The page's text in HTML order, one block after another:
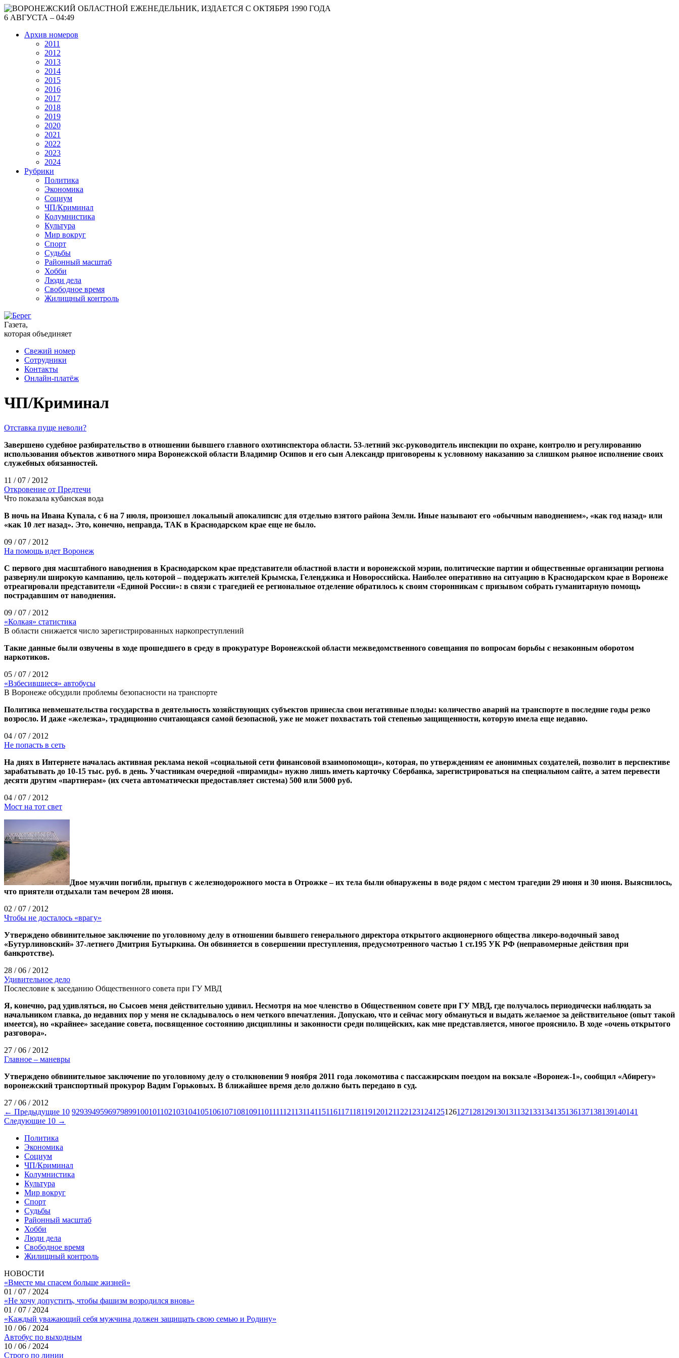
6 АВГУСТА – 04:49
Архив номеров
2011
2012
2013
2014
2015
2016
2017
2018
2019
2020
2021
2022
2023
2024
Рубрики
Политика
Экономика
Социум
ЧП/Криминал
Колумнистика
Культура
Мир вокруг
Спорт
Судьбы
Районный масштаб
Хобби
Люди дела
Свободное время
Жилищный контроль
Газета,
которая объединяет
Свежий номер
Сотрудники
Контакты
Онлайн-платёж
ЧП/Криминал
Отставка пуще неволи?
Завершено судебное разбирательство в отношении бывшего главного охотинспектора области. 53-летний экс-руководитель инспекции по охране, контролю и регулированию
использования объектов животного мира Воронежской области Владимир Осипов и его сын Александр приговорены к условному наказанию за слишком рьяное исполнение своих
служебных обязанностей.
11 / 07 / 2012
Откровение от Предтечи
Что показала кубанская вода
В ночь на Ивана Купала, с 6 на 7 июля, произошел локальный апокалипсис для отдельно взятого района Земли. Иные называют его «обычным наводнением», «как год назад» или
«как 10 лет назад». Это, конечно, неправда, ТАК в Краснодарском крае еще не было.
09 / 07 / 2012
На помощь идет Воронеж
С первого дня масштабного наводнения в Краснодарском крае представители областной власти и воронежской мэрии, политические партии и общественные организации региона
развернули широкую кампанию, цель которой – поддержать жителей Крымска, Геленджика и Новороссийска. Наиболее оперативно на ситуацию в Краснодарском крае в Воронеже
отреагировали представители «Единой России»: в связи с трагедией ее региональное отделение обратилось к своим сторонникам с призывом собрать гуманитарную помощь
пострадавшим от наводнения.
09 / 07 / 2012
«Колкая» статистика
В области снижается число зарегистрированных наркопреступлений
Такие данные были озвучены в ходе прошедшего в среду в прокуратуре Воронежской области межведомственного совещания по вопросам борьбы с незаконным оборотом
наркотиков.
05 / 07 / 2012
«Взбесившиеся» автобусы
В Воронеже обсудили проблемы безопасности на транспорте
Политика невмешательства государства в деятельность хозяйствующих субъектов принесла свои негативные плоды: количество аварий на транспорте в последние годы резко
возросло. И даже «железка», традиционно считающаяся самой безопасной, уже не может похвастать той степенью защищенности, которую имела еще недавно.
04 / 07 / 2012
Не попасть в сеть
На днях в Интернете началась активная реклама некой «социальной сети финансовой взаимопомощи», которая, по утверждениям ее анонимных создателей, позволит в перспективе
зарабатывать до 10-15 тыс. руб. в день. Участникам очередной «пирамиды» нужно лишь иметь карточку Сбербанка, зарегистрироваться на специальном сайте, а затем перевести
десяти другим «партнерам» (их счета автоматически предоставляет система) 500 или 5000 руб.
04 / 07 / 2012
Мост на тот свет
Двое мужчин погибли, прыгнув с железнодорожного моста в Отрожке – их тела были обнаружены в воде рядом с местом трагедии 29 июня и 30 июня. Выяснилось,
что приятели отдыхали там вечером 28 июня.
02 / 07 / 2012
Чтобы не досталось «врагу»
Утверждено обвинительное заключение по уголовному делу в отношении бывшего генерального директора открытого акционерного общества ликеро-водочный завод
«Бутурлиновский» 37-летнего Дмитрия Бутыркина. Он обвиняется в совершении преступ­ления, предусмотренного частью 1 ст.195 УК РФ (неправомерные действия при
банкротстве).
28 / 06 / 2012
Удивительное дело
Послесловие к заседанию Общественного совета при ГУ МВД
Я, конечно, рад удивляться, но Сысоев меня действительно удивил. Несмотря на мое членство в Общественном совете при ГУ МВД, где получалось периодически наблюдать за
начальником главка, до недавних пор у меня не складывалось о нем четкого впечатления. Допускаю, что и сейчас могу обмануться и выдать желаемое за действительное (опыт такой
имеется), но «крайнее» заседание совета, посвященное состоянию дисциплины и законности среди полицейских, как мне представляется, многое прояснило. В ходе «очень открытого
разговора».
27 / 06 / 2012
Главное – маневры
Утверждено обвинительное заключение по уголовному делу о столкновении 9 ноября 2011 года локомотива с пассажирским поездом на вокзале «Воронеж-1», сообщил «Абирегу»
воронежский транспортный прокурор Вадим Горьковых. В ближайшее время дело должно быть передано в суд.
27 / 06 / 2012
← Предыдущие 10 9293949596979899100101102103104105106107108109110111112113114115116117118119120121122123124125126127128129130131132133134135136137138139140141
Следующие 10 →
Политика
Экономика
Социум
ЧП/Криминал
Колумнистика
Культура
Мир вокруг
Спорт
Судьбы
Районный масштаб
Хобби
Люди дела
Свободное время
Жилищный контроль
НОВОСТИ
«Вместе мы спасем больше жизней»
01 / 07 / 2024
«Не хочу допустить, чтобы фашизм возродился вновь»
01 / 07 / 2024
«Каждый уважающий себя мужчина должен защищать свою семью и Родину»
10 / 06 / 2024
Автобус по выходным
10 / 06 / 2024
Строго по линии